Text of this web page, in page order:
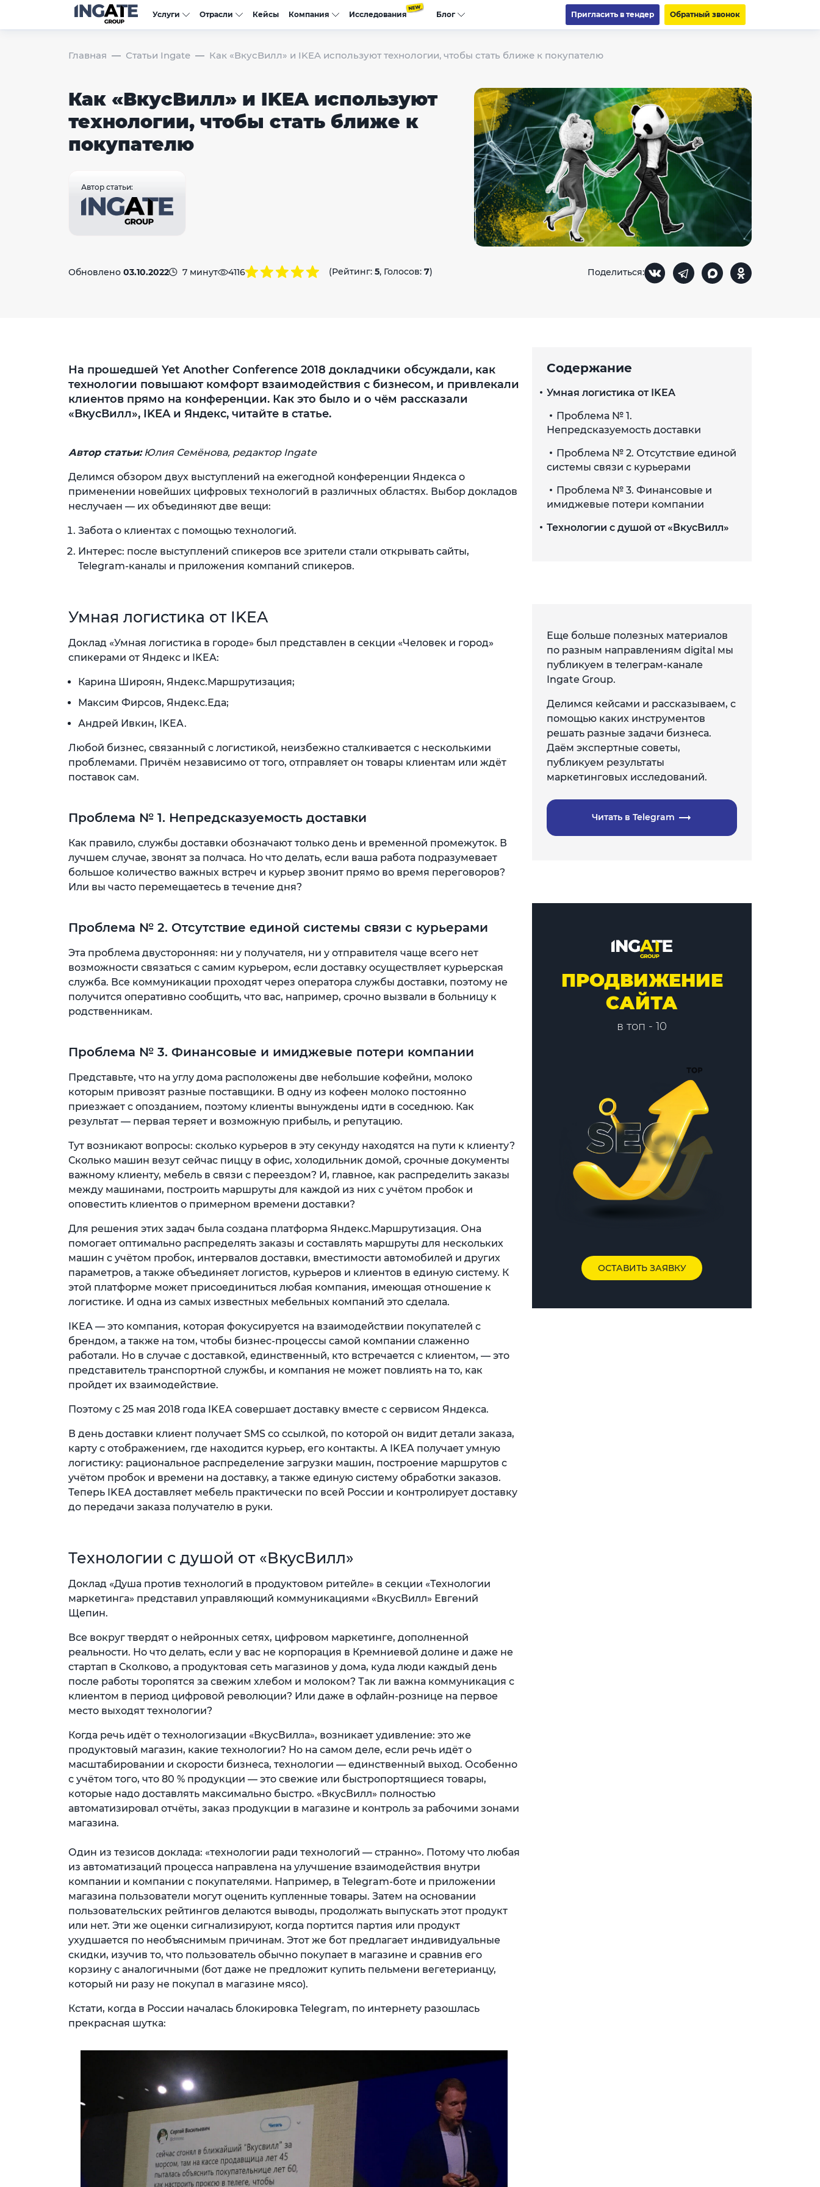
Услуги Отрасли Кейсы Компания Исследования Блог Пригласить в тендер Обратный звонок
Главная Статьи Ingate Как «ВкусВилл» и IKEA используют технологии, чтобы стать ближе к покупателю
Как «ВкусВилл» и IKEA используют
технологии, чтобы стать ближе к
покупателю
Автор статьи:
Обновлено 03.10.2022 7 минут 4116 (Рейтинг: 5, Голосов: 7) Поделиться:
На прошедшей Yet Another Conference 2018 докладчики обсуждали, как
технологии повышают комфорт взаимодействия с бизнесом, и привлекали
клиентов прямо на конференции. Как это было и о чём рассказали
«ВкусВилл», IKEA и Яндекс, читайте в статье.
Автор статьи:Юлия Семёнова, редактор Ingate
Делимся обзором двух выступлений на ежегодной конференции Яндекса о
применении новейших цифровых технологий в различных областях. Выбор докладов
неслучаен — их объединяют две вещи:
Забота о клиентах с помощью технологий.
Интерес: после выступлений спикеров все зрители стали открывать сайты,
Telegram-каналы и приложения компаний спикеров.
Умная логистика от IKEA
Доклад «Умная логистика в городе» был представлен в секции «Человек и город»
спикерами от Яндекс и IKEA:
Карина Широян, Яндекс.Маршрутизация;
Максим Фирсов, Яндекс.Еда;
Андрей Ивкин, IKEA.
Любой бизнес, связанный с логистикой, неизбежно сталкивается с несколькими
проблемами. Причём независимо от того, отправляет он товары клиентам или ждёт
поставок сам.
Проблема № 1. Непредсказуемость доставки
Как правило, службы доставки обозначают только день и временной промежуток. В
лучшем случае, звонят за полчаса. Но что делать, если ваша работа подразумевает
большое количество важных встреч и курьер звонит прямо во время переговоров?
Или вы часто перемещаетесь в течение дня?
Проблема № 2. Отсутствие единой системы связи с курьерами
Эта проблема двусторонняя: ни у получателя, ни у отправителя чаще всего нет
возможности связаться с самим курьером, если доставку осуществляет курьерская
служба. Все коммуникации проходят через оператора службы доставки, поэтому не
получится оперативно сообщить, что вас, например, срочно вызвали в больницу к
родственникам.
Проблема № 3. Финансовые и имиджевые потери компании
Представьте, что на углу дома расположены две небольшие кофейни, молоко
которым привозят разные поставщики. В одну из кофеен молоко постоянно
приезжает с опозданием, поэтому клиенты вынуждены идти в соседнюю. Как
результат — первая теряет и возможную прибыль, и репутацию.
Тут возникают вопросы: сколько курьеров в эту секунду находятся на пути к клиенту?
Сколько машин везут сейчас пиццу в офис, холодильник домой, срочные документы
важному клиенту, мебель в связи с переездом? И, главное, как распределить заказы
между машинами, построить маршруты для каждой из них с учётом пробок и
оповестить клиентов о примерном времени доставки?
Для решения этих задач была создана платформа Яндекс.Маршрутизация. Она
помогает оптимально распределять заказы и составлять маршруты для нескольких
машин с учётом пробок, интервалов доставки, вместимости автомобилей и других
параметров, а также объединяет логистов, курьеров и клиентов в единую систему. К
этой платформе может присоединиться любая компания, имеющая отношение к
логистике. И одна из самых известных мебельных компаний это сделала.
IKEA — это компания, которая фокусируется на взаимодействии покупателей с
брендом, а также на том, чтобы бизнес-процессы самой компании слаженно
работали. Но в случае с доставкой, единственный, кто встречается с клиентом, — это
представитель транспортной службы, и компания не может повлиять на то, как
пройдет их взаимодействие.
Поэтому с 25 мая 2018 года IKEA совершает доставку вместе с сервисом Яндекса.
В день доставки клиент получает SMS со ссылкой, по которой он видит детали заказа,
карту с отображением, где находится курьер, его контакты. А IKEA получает умную
логистику: рациональное распределение загрузки машин, построение маршрутов с
учётом пробок и времени на доставку, а также единую систему обработки заказов.
Теперь IKEA доставляет мебель практически по всей России и контролирует доставку
до передачи заказа получателю в руки.
Технологии с душой от «ВкусВилл»
Доклад «Душа против технологий в продуктовом ритейле» в секции «Технологии
маркетинга» представил управляющий коммуникациями «ВкусВилл» Евгений
Щепин.
Все вокруг твердят о нейронных сетях, цифровом маркетинге, дополненной
реальности. Но что делать, если у вас не корпорация в Кремниевой долине и даже не
стартап в Сколково, а продуктовая сеть магазинов у дома, куда люди каждый день
после работы торопятся за свежим хлебом и молоком? Так ли важна коммуникация с
клиентом в период цифровой революции? Или даже в офлайн-рознице на первое
место выходят технологии?
Когда речь идёт о технологизации «ВкусВилла», возникает удивление: это же
продуктовый магазин, какие технологии? Но на самом деле, если речь идёт о
масштабировании и скорости бизнеса, технологии — единственный выход. Особенно
с учётом того, что 80 % продукции ­— это свежие или быстропортящиеся товары,
которые надо доставлять максимально быстро. «ВкусВилл» полностью
автоматизировал отчёты, заказ продукции в магазине и контроль за рабочими зонами
магазина.
Один из тезисов доклада: «технологии ради технологий — странно». Потому что любая
из автоматизаций процесса направлена на улучшение взаимодействия внутри
компании и компании с покупателями. Например, в Telegram-боте и приложении
магазина пользователи могут оценить купленные товары. Затем на основании
пользовательских рейтингов делаются выводы, продолжать выпускать этот продукт
или нет. Эти же оценки сигнализируют, когда портится партия или продукт
ухудшается по необъяснимым причинам. Этот же бот предлагает индивидуальные
скидки, изучив то, что пользователь обычно покупает в магазине и сравнив его
корзину с аналогичными (бот даже не предложит купить пельмени вегетерианцу,
который ни разу не покупал в магазине мясо).
Кстати, когда в России началась блокировка Telegram, по интернету разошлась
прекрасная шутка:
Содержание
Умная логистика от IKEA
Проблема № 1.
Непредсказуемость доставки
Проблема № 2. Отсутствие единой
системы связи с курьерами
Проблема № 3. Финансовые и
имиджевые потери компании
Технологии с душой от «ВкусВилл»
Еще больше полезных материалов
по разным направлениям digital мы
публикуем в телеграм-канале
Ingate Group.
Делимся кейсами и рассказываем, с
помощью каких инструментов
решать разные задачи бизнеса.
Даём экспертные советы,
публикуем результаты
маркетинговых исследований.
Читать в Telegram
ПРОДВИЖЕНИЕ
САЙТА
в топ - 10
ОСТАВИТЬ ЗАЯВКУ